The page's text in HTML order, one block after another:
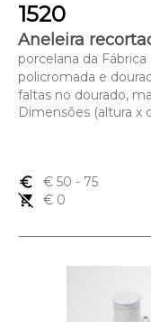
1520
Aneleira
porcelana da
policromada e
faltas no dourado,
Dimensões (altura x
euro_symbol € 50 - 75
remove_shopping_cart
€ 0